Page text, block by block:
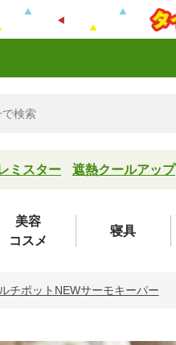
ミスター 遮熱クールアップ
美容
コスメ
寝具
チポットNEWサーモキーパー